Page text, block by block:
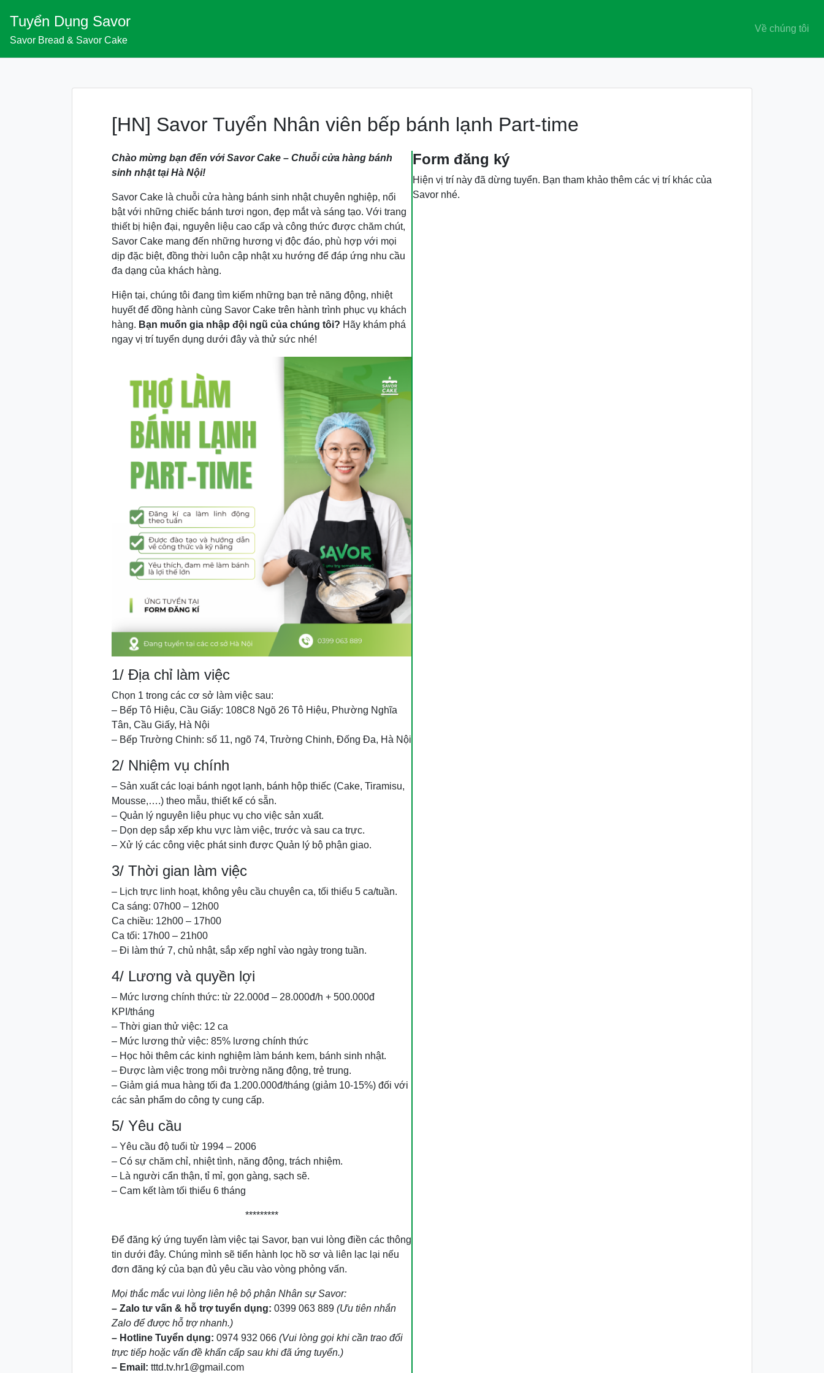
content
Tuyển Dụng Savor
Savor Bread & Savor Cake
Về chúng tôi
[HN] Savor Tuyển Nhân viên bếp bánh lạnh Part-time
Chào mừng bạn đến với Savor Cake – Chuỗi cửa hàng bánh
sinh nhật tại Hà Nội!
Savor Cake là chuỗi cửa hàng bánh sinh nhật chuyên nghiệp, nổi
bật với những chiếc bánh tươi ngon, đẹp mắt và sáng tạo. Với trang
thiết bị hiện đại, nguyên liệu cao cấp và công thức được chăm chút,
Savor Cake mang đến những hương vị độc đáo, phù hợp với mọi
dịp đặc biệt, đồng thời luôn cập nhật xu hướng để đáp ứng nhu cầu
đa dạng của khách hàng.
Hiện tại, chúng tôi đang tìm kiếm những bạn trẻ năng động, nhiệt
huyết để đồng hành cùng Savor Cake trên hành trình phục vụ khách
hàng. Bạn muốn gia nhập đội ngũ của chúng tôi? Hãy khám phá
ngay vị trí tuyển dụng dưới đây và thử sức nhé!
1/ Địa chỉ làm việc
Chọn 1 trong các cơ sở làm việc sau:
– Bếp Tô Hiệu, Cầu Giấy: 108C8 Ngõ 26 Tô Hiệu, Phường Nghĩa
Tân, Cầu Giấy, Hà Nội
– Bếp Trường Chinh: số 11, ngõ 74, Trường Chinh, Đống Đa, Hà Nội
2/ Nhiệm vụ chính
– Sản xuất các loại bánh ngọt lạnh, bánh hộp thiếc (Cake, Tiramisu,
Mousse,….) theo mẫu, thiết kế có sẵn.
– Quản lý nguyên liệu phục vụ cho việc sản xuất.
– Dọn dẹp sắp xếp khu vực làm việc, trước và sau ca trực.
– Xử lý các công việc phát sinh được Quản lý bộ phận giao.
3/ Thời gian làm việc
– Lịch trực linh hoạt, không yêu cầu chuyên ca, tối thiểu 5 ca/tuần.
Ca sáng: 07h00 – 12h00
Ca chiều: 12h00 – 17h00
Ca tối: 17h00 – 21h00
– Đi làm thứ 7, chủ nhật, sắp xếp nghỉ vào ngày trong tuần.
4/ Lương và quyền lợi
– Mức lương chính thức: từ 22.000đ – 28.000đ/h + 500.000đ
KPI/tháng
– Thời gian thử việc: 12 ca
– Mức lương thử việc: 85% lương chính thức
– Học hỏi thêm các kinh nghiệm làm bánh kem, bánh sinh nhật.
– Được làm việc trong môi trường năng động, trẻ trung.
– Giảm giá mua hàng tối đa 1.200.000đ/tháng (giảm 10-15%) đối với
các sản phẩm do công ty cung cấp.
5/ Yêu cầu
– Yêu cầu độ tuổi từ 1994 – 2006
– Có sự chăm chỉ, nhiệt tình, năng động, trách nhiệm.
– Là người cẩn thận, tỉ mỉ, gọn gàng, sạch sẽ.
– Cam kết làm tối thiểu 6 tháng
*********
Để đăng ký ứng tuyển làm việc tại Savor, bạn vui lòng điền các thông
tin dưới đây. Chúng mình sẽ tiến hành lọc hồ sơ và liên lạc lại nếu
đơn đăng ký của bạn đủ yêu cầu vào vòng phỏng vấn.
Mọi thắc mắc vui lòng liên hệ bộ phận Nhân sự Savor:
– Zalo tư vấn & hỗ trợ tuyển dụng: 0399 063 889 (Ưu tiên nhắn
Zalo để được hỗ trợ nhanh.)
– Hotline Tuyển dụng: 0974 932 066 (Vui lòng gọi khi cần trao đổi
trực tiếp hoặc vấn đề khẩn cấp sau khi đã ứng tuyển.)
– Email: tttd.tv.hr1@gmail.com
Form đăng ký
Hiện vị trí này đã dừng tuyển. Bạn tham khảo thêm các vị trí khác của
Savor nhé.